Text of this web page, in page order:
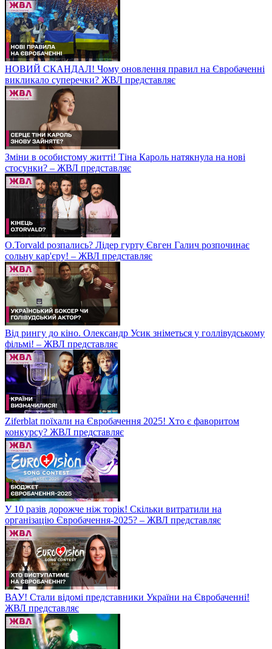
НОВИЙ СКАНДАЛ! Чому оновлення правил на Євробаченні
викликало суперечки? ЖВЛ представляє
Зміни в особистому житті! Тіна Кароль натякнула на нові
стосунки? – ЖВЛ представляє
O.Torvald розпались? Лідер гурту Євген Галич розпочинає
сольну кар'єру! – ЖВЛ представляє
Від рингу до кіно. Олександр Усик зніметься у голлівудському
фільмі! – ЖВЛ представляє
Ziferblat поїхали на Євробачення 2025! Хто є фаворитом
конкурсу? ЖВЛ представляє
У 10 разів дорожче ніж торік! Скільки витратили на
організацію Євробачення-2025? – ЖВЛ представляє
ВАУ! Стали відомі представники України на Євробаченні!
ЖВЛ представляє